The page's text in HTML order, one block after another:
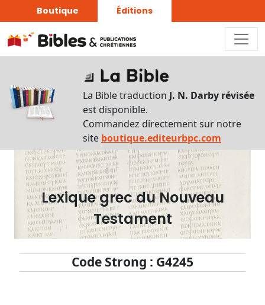
Boutique Éditions
La Bible traduction J. N. Darby révisée
est disponible.
Commandez directement sur notre
site boutique.editeurbpc.com
Lexique grec du Nouveau
Testament
Code Strong : G4245
Recherche
Rechercher
par
lettre
Rechercher
par
mot
français